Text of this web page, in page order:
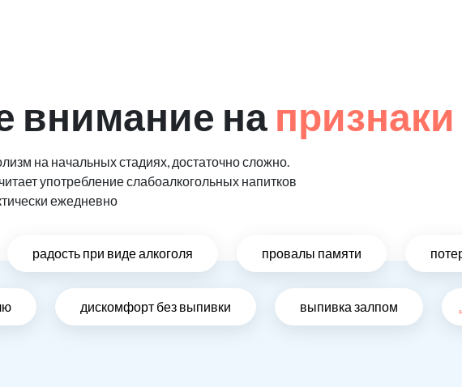
внимание на
на начальных стадиях, достаточно сложно.
употребление слабоалкогольных напитков
ежедневно
радость при виде алкоголя провалы памяти
дискомфорт без выпивки выпивка залпом